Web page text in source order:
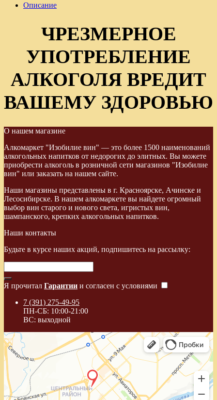
Описание
ЧРЕЗМЕРНОЕ
УПОТРЕБЛЕНИЕ
АЛКОГОЛЯ ВРЕДИТ
ВАШЕМУ ЗДОРОВЬЮ
О нашем магазине
Алкомаркет "Изобилие вин" — это более 1500 наименований
алкогольных напитков от недорогих до элитных. Вы можете
приобрести алкоголь в розничной сети магазинов "Изобилие
вин" или заказать на нашем сайте.
Наши магазины представлены в г. Красноярске, Ачинске и
Лесосибирске. В нашем алкомаркете вы найдете огромный
выбор вин старого и нового света, игристых вин,
шампанского, крепких алкогольных напитков.
Наши контакты
Будьте в курсе наших акций, подпишитесь на рассылку:
Я прочитал Гарантии и согласен с условиями
7 (391) 275-49-95
ПН-СБ: 10:00-21:00
ВС: выходной